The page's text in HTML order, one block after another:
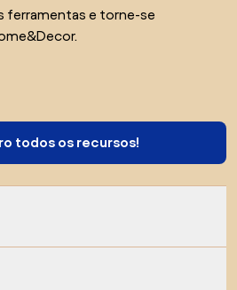
ferramentas e torne-se
todos os recursos!